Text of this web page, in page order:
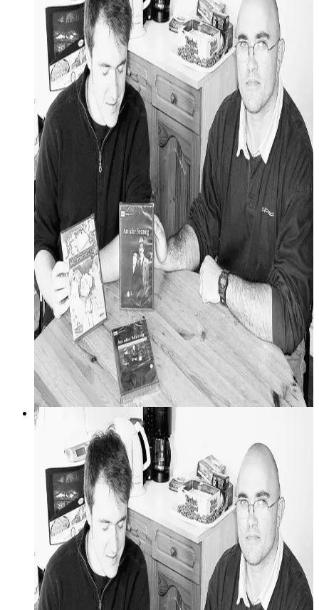
Emañ An Afer Sezneg ha 64, Straed az Zoo, daou zDVD e
brezhoneg, o paouez dont er-maez, advouezhiet hag
embannet gant Dizale, ur gevredigezh staliet er Reuz, e-
kichen Roazhon, hag a zo he fal broudañ ar c'hleweled e
brezhoneg dre advouezhiañ rummadoù-tele, filmoù pe
tresadennoù-bev. Ganto e oa bet lakaet Perry Mason da gomz
brezhoneg dija.
Diskouez muioc'h
galleg
26 mai 2006
Cinéma : le breton a la parole
Mardi, le cinéma Even a accueilli une « avant-première
mondiale ». En effet, « An afer Sezneg », le film d’Yves
Boisset réalisé pour la télévision, a été projeté pour la
première fois dans sa version bretonne.
Diskouez muioc'h